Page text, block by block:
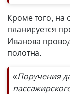
Кроме того, на
планируется
Иванова
полотна.
«Поручения